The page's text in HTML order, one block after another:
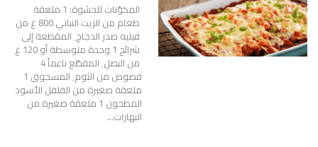
المكوّنات للحشوة: 1 ملعقة
طعام من الزيت النباتي 800 غ من
فيليه صدر الدجاج٬ المقطعة إلى
شرائح 1 وحدة متوسطة أو 120 غ
من البصل٬ المقطّع ناعماً 4
فصوص من الثوم٬ المسحوق 1
ملعقة صغيرة من الفلفل الأسود
المطحون 1 ملعقة صغيرة من
البهارات…